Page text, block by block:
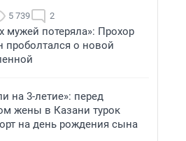
5 739 2
мужей потеряла»: Прохор
проболтался о новой
на 3-летие»: перед
жены в Казани турок
на день рождения сына